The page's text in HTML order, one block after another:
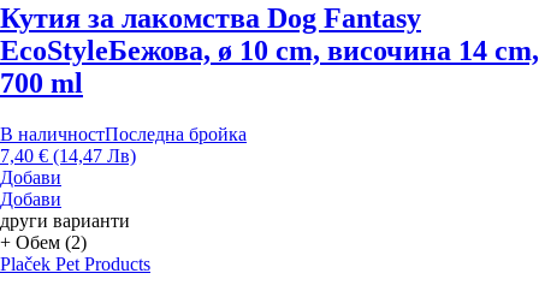
Кутия за лакомства Dog Fantasy
EcoStyleБежова, ø 10 cm, височина 14 cm,
700 ml
В наличностПоследна бройка
7,40 € (14,47 Лв)
Добави
Добави
други варианти
+ Обем (2)
Plaček Pet Products